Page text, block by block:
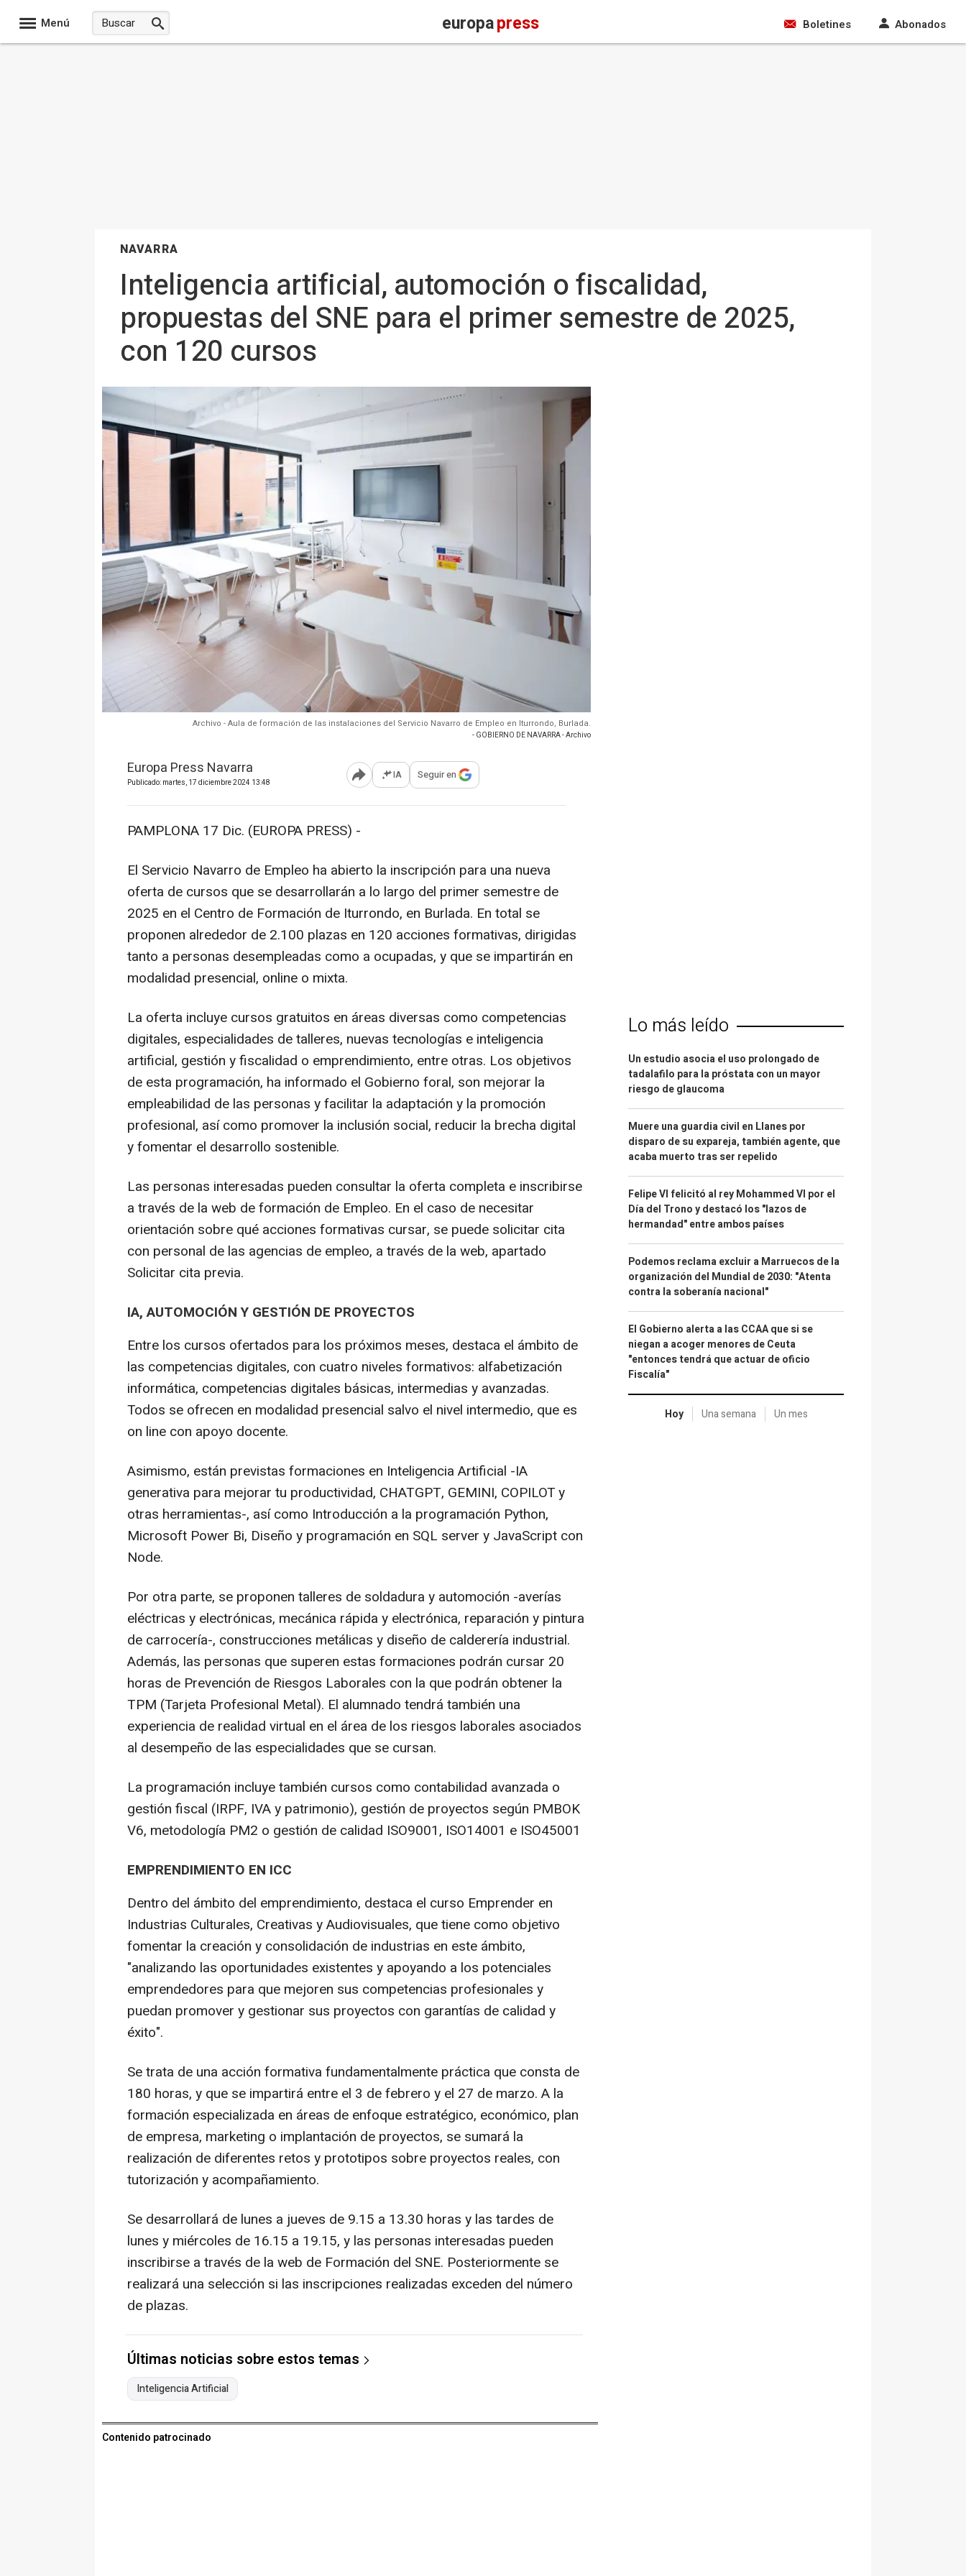
Menú europapress Boletines Abonados
NAVARRA
Inteligencia artificial, automoción o fiscalidad,
propuestas del SNE para el primer semestre de 2025,
con 120 cursos
Archivo - Aula de formación de las instalaciones del Servicio Navarro de Empleo en Iturrondo, Burlada.
- GOBIERNO DE NAVARRA - Archivo
Europa Press Navarra
Publicado: martes, 17 diciembre 2024 13:48 Abrir opciones para compartir
IA Seguir en
PAMPLONA 17 Dic. (EUROPA PRESS) -
El Servicio Navarro de Empleo ha abierto la inscripción para una nueva
oferta de cursos que se desarrollarán a lo largo del primer semestre de
2025 en el Centro de Formación de Iturrondo, en Burlada. En total se
proponen alrededor de 2.100 plazas en 120 acciones formativas, dirigidas
tanto a personas desempleadas como a ocupadas, y que se impartirán en
modalidad presencial, online o mixta.
La oferta incluye cursos gratuitos en áreas diversas como competencias
digitales, especialidades de talleres, nuevas tecnologías e inteligencia
artificial, gestión y fiscalidad o emprendimiento, entre otras. Los objetivos
de esta programación, ha informado el Gobierno foral, son mejorar la
empleabilidad de las personas y facilitar la adaptación y la promoción
profesional, así como promover la inclusión social, reducir la brecha digital
y fomentar el desarrollo sostenible.
Las personas interesadas pueden consultar la oferta completa e inscribirse
a través de la web de formación de Empleo. En el caso de necesitar
orientación sobre qué acciones formativas cursar, se puede solicitar cita
con personal de las agencias de empleo, a través de la web, apartado
Solicitar cita previa.
IA, AUTOMOCIÓN Y GESTIÓN DE PROYECTOS
Entre los cursos ofertados para los próximos meses, destaca el ámbito de
las competencias digitales, con cuatro niveles formativos: alfabetización
informática, competencias digitales básicas, intermedias y avanzadas.
Todos se ofrecen en modalidad presencial salvo el nivel intermedio, que es
on line con apoyo docente.
Asimismo, están previstas formaciones en Inteligencia Artificial -IA
generativa para mejorar tu productividad, CHATGPT, GEMINI, COPILOT y
otras herramientas-, así como Introducción a la programación Python,
Microsoft Power Bi, Diseño y programación en SQL server y JavaScript con
Node.
Por otra parte, se proponen talleres de soldadura y automoción -averías
eléctricas y electrónicas, mecánica rápida y electrónica, reparación y pintura
de carrocería-, construcciones metálicas y diseño de calderería industrial.
Además, las personas que superen estas formaciones podrán cursar 20
horas de Prevención de Riesgos Laborales con la que podrán obtener la
TPM (Tarjeta Profesional Metal). El alumnado tendrá también una
experiencia de realidad virtual en el área de los riesgos laborales asociados
al desempeño de las especialidades que se cursan.
La programación incluye también cursos como contabilidad avanzada o
gestión fiscal (IRPF, IVA y patrimonio), gestión de proyectos según PMBOK
V6, metodología PM2 o gestión de calidad ISO9001, ISO14001 e ISO45001
EMPRENDIMIENTO EN ICC
Dentro del ámbito del emprendimiento, destaca el curso Emprender en
Industrias Culturales, Creativas y Audiovisuales, que tiene como objetivo
fomentar la creación y consolidación de industrias en este ámbito,
"analizando las oportunidades existentes y apoyando a los potenciales
emprendedores para que mejoren sus competencias profesionales y
puedan promover y gestionar sus proyectos con garantías de calidad y
éxito".
Se trata de una acción formativa fundamentalmente práctica que consta de
180 horas, y que se impartirá entre el 3 de febrero y el 27 de marzo. A la
formación especializada en áreas de enfoque estratégico, económico, plan
de empresa, marketing o implantación de proyectos, se sumará la
realización de diferentes retos y prototipos sobre proyectos reales, con
tutorización y acompañamiento.
Se desarrollará de lunes a jueves de 9.15 a 13.30 horas y las tardes de
lunes y miércoles de 16.15 a 19.15, y las personas interesadas pueden
inscribirse a través de la web de Formación del SNE. Posteriormente se
realizará una selección si las inscripciones realizadas exceden del número
de plazas.
Últimas noticias sobre estos temas
Inteligencia Artificial
Contenido patrocinado
Lo más leído
Un estudio asocia el uso prolongado de
tadalafilo para la próstata con un mayor
riesgo de glaucoma
Muere una guardia civil en Llanes por
disparo de su expareja, también agente, que
acaba muerto tras ser repelido
Felipe VI felicitó al rey Mohammed VI por el
Día del Trono y destacó los "lazos de
hermandad" entre ambos países
Podemos reclama excluir a Marruecos de la
organización del Mundial de 2030: "Atenta
contra la soberanía nacional"
El Gobierno alerta a las CCAA que si se
niegan a acoger menores de Ceuta
"entonces tendrá que actuar de oficio
Fiscalía"
Hoy Una semana Un mes